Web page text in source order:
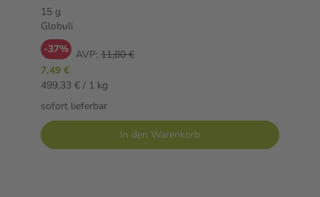
15 g
Globuli
-37% AVP: 11,80 €
7,49 €
499,33 € / 1 kg
sofort lieferbar
In den Warenkorb